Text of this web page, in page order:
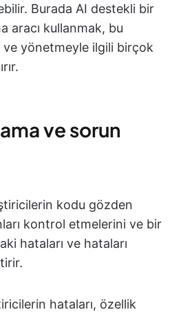
Burada AI destekli bir
aracı kullanmak, bu
ve yönetmeyle ilgili birçok
ve sorun
kodu gözden
kontrol etmelerini ve bir
hataları ve hataları
hataları, özellik